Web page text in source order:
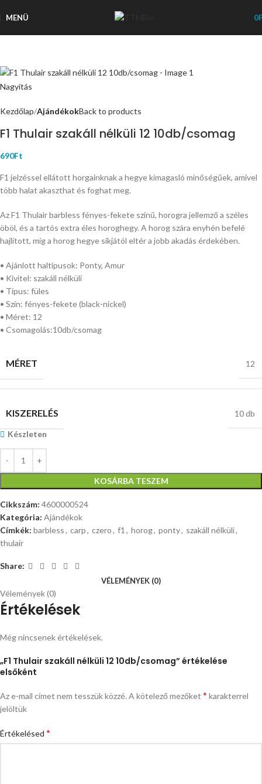
MENÜ 0
Nagyítás
Kezdőlap AjándékokBack to products
F1 Thulair szakáll nélküli 12 10db/csomag
690Ft
F1 jelzéssel ellátott horgainknak a hegye kimagasló minőségűek, amivel
több halat akaszthat és foghat meg.
Az F1 Thulair barbless fényes-fekete színű, horogra jellemző a széles
öböl, és a tartós extra éles horoghegy. A horog szára enyhén befelé
hajlított, míg a horog hegye síkjától eltér a jobb akadás érdekében.
• Ajánlott haltípusok: Ponty, Amur
• Kivitel: szakáll nélküli
• Típus: füles
• Szín: fényes-fekete (black-nickel)
• Méret: 12
• Csomagolás:10db/csomag
MÉRET 12
KISZERELÉS 10 db
Készleten
KOSÁRBA TESZEM
Cikkszám: 4600000524
Kategória: Ajándékok
Címkék: barbless, carp, czero, f1 , horog, ponty, szakáll nélküli,
thulair
Share:
VÉLEMÉNYEK (0)
Vélemények (0)
Értékelések
Még nincsenek értékelések.
„F1 Thulair szakáll nélküli 12 10db/csomag” értékelése
elsőként
Az e-mail címet nem tesszük közzé. A kötelező mezőket * karakterrel
jelöltük
Értékelésed *